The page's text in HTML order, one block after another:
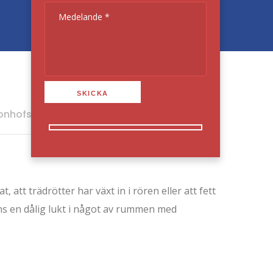
att trädrötter har växt in i rören eller att fett
en dålig lukt i något av rummen med